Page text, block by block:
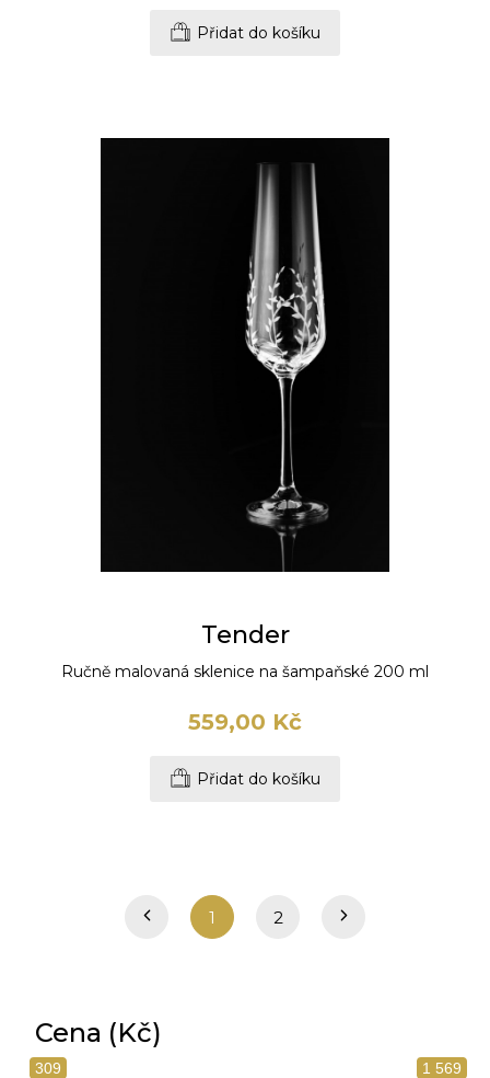
Přidat do košíku
Tender
Ručně malovaná sklenice na šampaňské 200 ml
559,00 Kč
Přidat do košíku
1 2
Cena (Kč)
309 1 569